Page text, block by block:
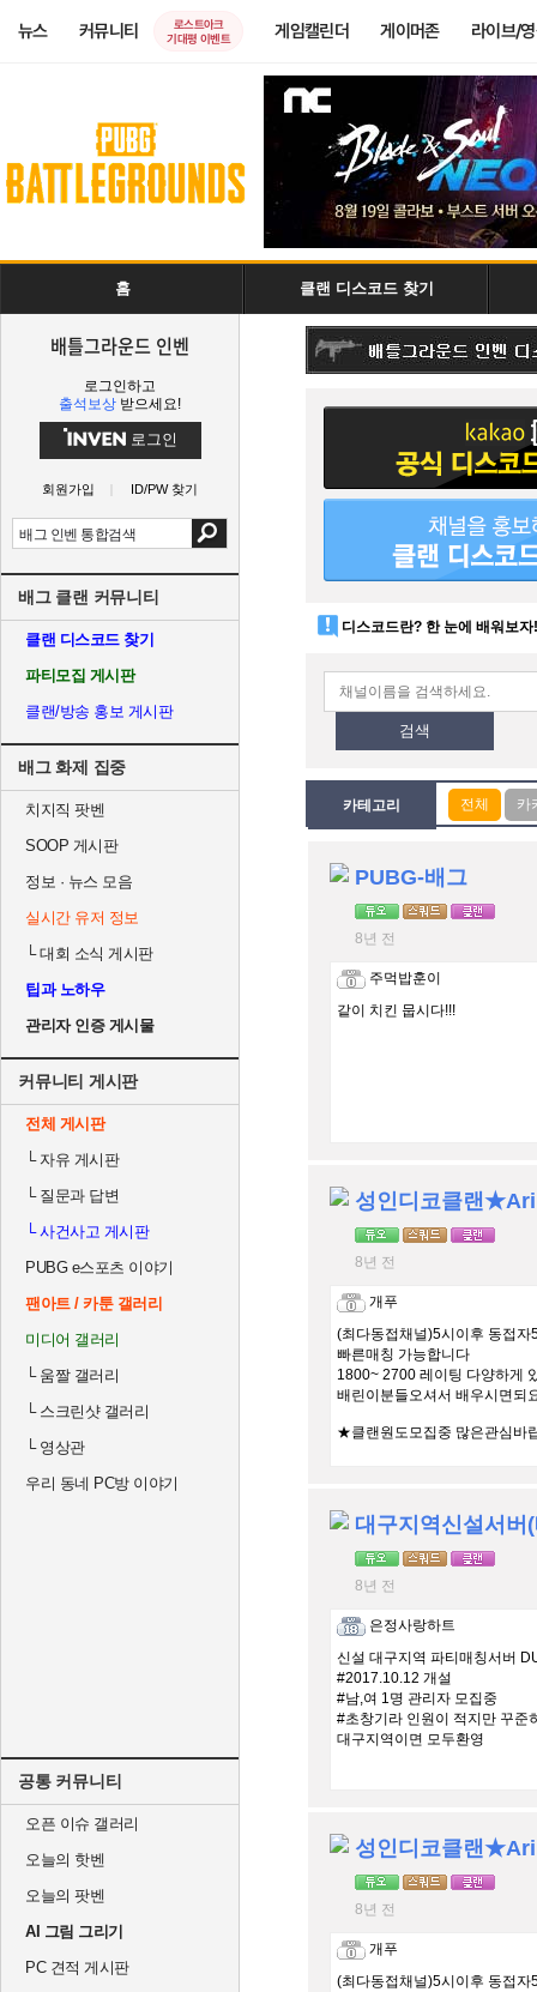
뉴스 커뮤니티
로스트아크
기대평 이벤트
게임캘린더 게이머존 라이브/
홈 클랜 디스코드 찾기
배틀그라운드 인벤
로그인하고
출석보상 받으세요!
로그인
회원가입 ID/PW 찾기
배그 클랜 커뮤니티
클랜 디스코드 찾기
파티모집 게시판
클랜/방송 홍보 게시판
배그 화제 집중
치지직 팟벤
SOOP 게시판
정보 · 뉴스 모음
실시간 유저 정보
└대회 소식 게시판
팁과 노하우
관리자 인증 게시물
커뮤니티 게시판
전체 게시판
└자유 게시판
└질문과 답변
└사건사고 게시판
PUBG e스포츠 이야기
팬아트 / 카툰 갤러리
미디어 갤러리
└움짤 갤러리
└스크린샷 갤러리
└영상관
우리 동네 PC방 이야기
공통 커뮤니티
오픈 이슈 갤러리
오늘의 핫벤
오늘의 팟벤
AI 그림 그리기
PC 견적 게시판
디스코드란? 한 눈에 배워보자!
검색
카테고리
PUBG-배그
8년 전
주먹밥훈이
같이 치킨 뭅시다!!!
8년 전
개푸
(최다동접채널)5시이후 동접자
빠른매칭 가능합니다
1800~ 2700 레이팅 다양하게
배린이분들오셔서 배우시면되
★클랜원도모집중 많은관심바
8년 전
은정사랑하트
신설 대구지역 파티매칭서버
#2017.10.12 개설
#남,여 1명 관리자 모집중
#초창기라 인원이 적지만 꾸준
대구지역이면 모두환영
8년 전
개푸
(최다동접채널)5시이후 동접자